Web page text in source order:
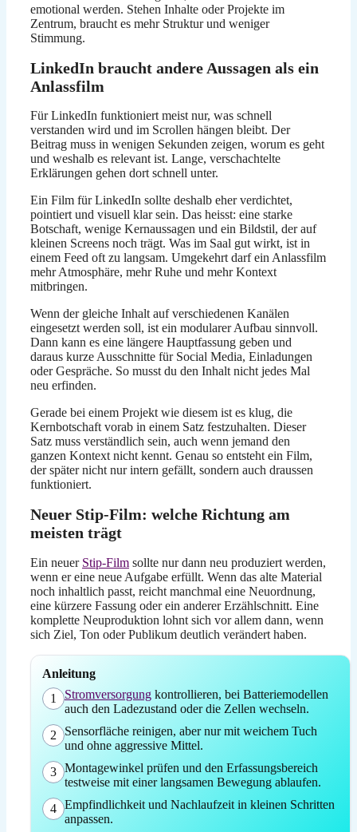
emotional werden. Stehen Inhalte oder Projekte im
Zentrum, braucht es mehr Struktur und weniger
Stimmung.
LinkedIn braucht andere Aussagen als ein
Anlassfilm
Für LinkedIn funktioniert meist nur, was schnell
verstanden wird und im Scrollen hängen bleibt. Der
Beitrag muss in wenigen Sekunden zeigen, worum es geht
und weshalb es relevant ist. Lange, verschachtelte
Erklärungen gehen dort schnell unter.
Ein Film für LinkedIn sollte deshalb eher verdichtet,
pointiert und visuell klar sein. Das heisst: eine starke
Botschaft, wenige Kernaussagen und ein Bildstil, der auf
kleinen Screens noch trägt. Was im Saal gut wirkt, ist in
einem Feed oft zu langsam. Umgekehrt darf ein Anlassfilm
mehr Atmosphäre, mehr Ruhe und mehr Kontext
mitbringen.
Wenn der gleiche Inhalt auf verschiedenen Kanälen
eingesetzt werden soll, ist ein modularer Aufbau sinnvoll.
Dann kann es eine längere Hauptfassung geben und
daraus kurze Ausschnitte für Social Media, Einladungen
oder Gespräche. So musst du den Inhalt nicht jedes Mal
neu erfinden.
Gerade bei einem Projekt wie diesem ist es klug, die
Kernbotschaft vorab in einem Satz festzuhalten. Dieser
Satz muss verständlich sein, auch wenn jemand den
ganzen Kontext nicht kennt. Genau so entsteht ein Film,
der später nicht nur intern gefällt, sondern auch draussen
funktioniert.
Neuer Stip-Film: welche Richtung am
meisten trägt
Ein neuer Stip-Film sollte nur dann neu produziert werden,
wenn er eine neue Aufgabe erfüllt. Wenn das alte Material
noch inhaltlich passt, reicht manchmal eine Neuordnung,
eine kürzere Fassung oder ein anderer Erzählschnitt. Eine
komplette Neuproduktion lohnt sich vor allem dann, wenn
sich Ziel, Ton oder Publikum deutlich verändert haben.
Anleitung
1
Stromversorgung kontrollieren, bei Batteriemodellen
auch den Ladezustand oder die Zellen wechseln.
2
Sensorfläche reinigen, aber nur mit weichem Tuch
und ohne aggressive Mittel.
3 Montagewinkel prüfen und den Erfassungsbereich
testweise mit einer langsamen Bewegung ablaufen.
4 Empfindlichkeit und Nachlaufzeit in kleinen Schritten
anpassen.